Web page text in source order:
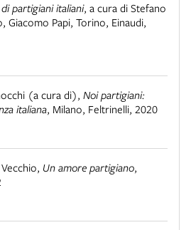
partigiani italiani, a cura di Stefano
Giacomo Papi, Torino, Einaudi,
(a cura di), Noi partigiani:
italiana, Milano, Feltrinelli, 2020
, Un amore partigiano,